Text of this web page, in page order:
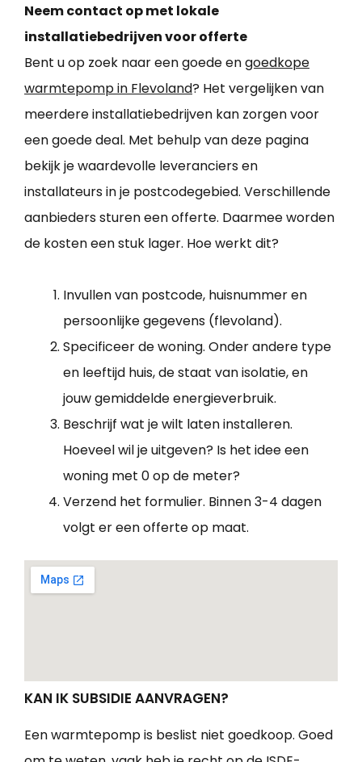
Neem contact op met lokale
installatiebedrijven voor offerte
Bent u op zoek naar een goede engoedkope
warmtepomp in Flevoland? Het vergelijken van
meerdere installatiebedrijven kan zorgen voor
een goede deal. Met behulp van deze pagina
bekijk je waardevolle leveranciers en
installateurs in je postcodegebied. Verschillende
aanbieders sturen een offerte. Daarmee worden
de kosten een stuk lager. Hoe werkt dit?
Invullen van postcode, huisnummer en
persoonlijke gegevens (flevoland).
Specificeer de woning. Onder andere type
en leeftijd huis, de staat van isolatie, en
jouw gemiddelde energieverbruik.
Beschrijf wat je wilt laten installeren.
Hoeveel wil je uitgeven? Is het idee een
woning met 0 op de meter?
Verzend het formulier. Binnen 3-4 dagen
volgt er een offerte op maat.
KAN IK SUBSIDIE AANVRAGEN?
Een warmtepomp is beslist niet goedkoop. Goed